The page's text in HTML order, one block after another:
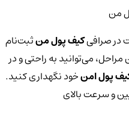
من
صرافیکیف پول منثبت‌نام
می‌توانید به راحتی و در
پول امنخود نگهداری کنید.
و سرعت بالای